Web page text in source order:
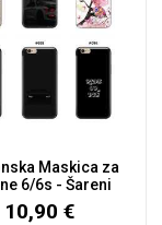
Maskica za
6/6s - Šareni
mot...
10,90 €